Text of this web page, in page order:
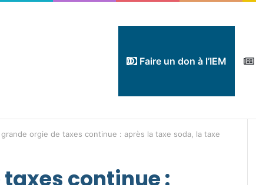
Faire un don à l’IEM
grande orgie de taxes continue : après la taxe soda, la taxe
continue :